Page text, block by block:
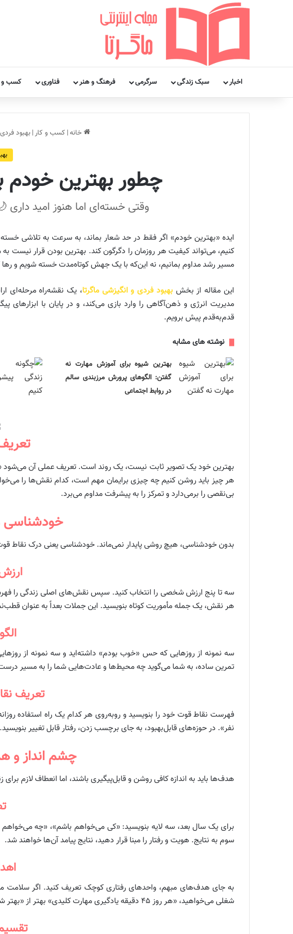
اخبار سبک زندگی سرگرمی فرهنگ و هنر فناوری کسب و
خانه| کسب و کار| بهبود
چطور بهترین خودم
وقتی خسته‌ای اما هنوز امید
ایده «بهترین خودم» اگر فقط در حد شعار بماند، به سرعت به تلاشی خسته‌
کنیم، می‌تواند کیفیت هر روزمان را دگرگون کند. بهترین بودن قرار
مسیر رشد مداوم بمانیم، نه این‌که با یک جهش کوتاه‌مدت خسته شویم و رها
این مقاله از بخشبهبود فردی و انگیزشی ماگرتا، یک نقشه‌راه
قدم‌به‌قدم پیش برویم.
نوشته های مشابه
بهترین شیوه برای آموزش مهارت نه
گفتن: الگوهای پرورش مرزبندی سالم
در روابط اجتماعی
بهترین خود یک تصویر ثابت نیست، یک روند است. تعریف عملی آن می‌شود
هر چیز باید روشن کنیم چه چیزی برایمان مهم است، کدام نقش‌ها را
بی‌نقصی را برمی‌دارد و تمرکز را به پیشرفت مداوم می‌برد.
خودشناسی
بدون خودشناسی، هیچ روشی پایدار نمی‌ماند. خودشناسی یعنی درک نقاط
سه تا پنج ارزش شخصی را انتخاب کنید. سپس نقش‌های اصلی زندگی را
هر نقش، یک جمله مأموریت کوتاه بنویسید. این جملات بعداً به عنوان
سه نمونه از روزهایی که حس «خوب بودم» داشته‌اید و سه نمونه از
تمرین ساده، به شما می‌گوید چه محیط‌ها و عادت‌هایی شما را به مسیر
تعریف
فهرست نقاط قوت خود را بنویسید و روبه‌روی هر کدام یک راه استفاده
نفر». در حوزه‌های قابل‌بهبود، به جای برچسب زدن، رفتار قابل تغییر بنویسید. «اهمال‌کارم» تبدیل
چشم‌ انداز و
هدف‌ها باید به اندازه کافی روشن و قابل‌پیگیری باشند، اما انعطاف لازم برای
برای یک سال بعد، سه لایه بنویسید: «کی می‌خواهم باشم»، «چه می‌خواهم
سوم به نتایج. هویت و رفتار را مبنا قرار دهید، نتایج پیامد آن‌ها خواهند شد.
شغلی می‌خواهید، «هر روز ۴۵ دقیقه یادگیری مهارت کلیدی» بهتر از «بهتر شدن در کار» است.
تقسیم